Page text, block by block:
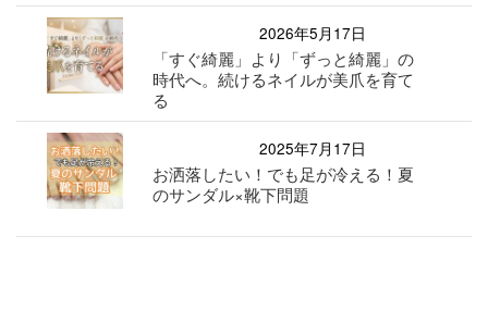
2026年5月17日
「すぐ綺麗」より「ずっと綺麗」の
時代へ。続けるネイルが美爪を育て
る
2025年7月17日
お洒落したい！でも足が冷える！夏
のサンダル×靴下問題